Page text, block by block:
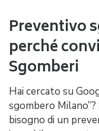
Preventivo
perché
Sgomberi
Hai cercato su
sgombero
bisogno di un